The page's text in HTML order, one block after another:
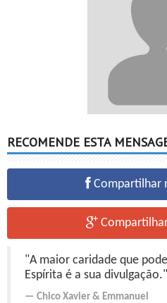
RECOMENDE ESTA
Compartilhar
"A maior caridade que
Espírita é a sua divulgação."
Chico Xavier & Emmanuel